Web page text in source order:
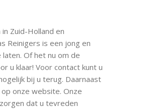
Zuid-Holland en
Reinigers is een jong en
Of het nu om de
u klaar! Voor contact kunt u
bij u terug. Daarnaast
onze website. Onze
dat u tevreden